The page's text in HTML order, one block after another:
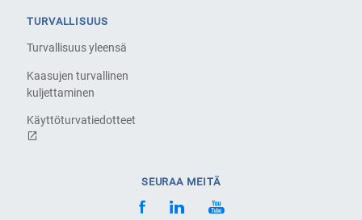
TURVALLISUUS
Turvallisuus yleensä
Kaasujen turvallinen
kuljettaminen
Käyttöturvatiedotteet
SEURAA MEITÄ